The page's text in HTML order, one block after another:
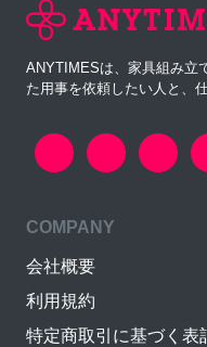
ANYTIMESは、家具組み立
た用事を依頼したい人と、
COMPANY
会社概要
利用規約
特定商取引に基づく表